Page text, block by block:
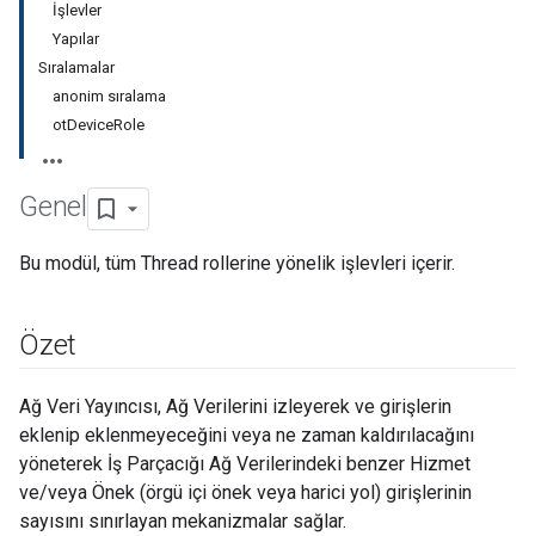
İşlevler
Yapılar
Sıralamalar
anonim sıralama
otDeviceRole
Genel
Bu modül, tüm Thread rollerine yönelik işlevleri içerir.
Özet
Ağ Veri Yayıncısı, Ağ Verilerini izleyerek ve girişlerin
eklenip eklenmeyeceğini veya ne zaman kaldırılacağını
yöneterek İş Parçacığı Ağ Verilerindeki benzer Hizmet
ve/veya Önek (örgü içi önek veya harici yol) girişlerinin
sayısını sınırlayan mekanizmalar sağlar.